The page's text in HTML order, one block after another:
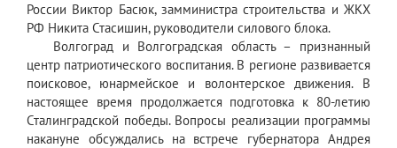
России Виктор Басюк, замминистра строительства и ЖКХ
РФ Никита Стасишин, руководители силового блока.
Волгоград и Волгоградская область – признанный
центр патриотического воспитания. В регионе развивается
поисковое, юнармейское и волонтерское движения. В
настоящее время продолжается подготовка к 80-летию
Сталинградской победы. Вопросы реализации программы
накануне обсуждались на встрече губернатора Андрея